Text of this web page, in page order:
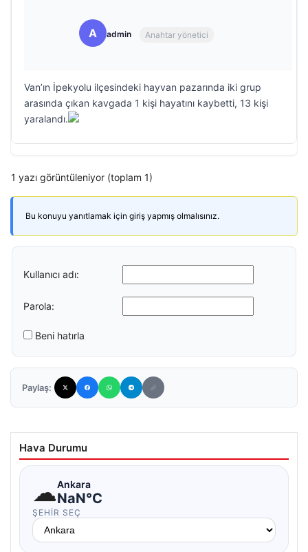
A admin Anahtar yönetici
Van’ın İpekyolu ilçesindeki hayvan pazarında iki grup
arasında çıkan kavgada 1 kişi hayatını kaybetti, 13 kişi
yaralandı.
1 yazı görüntüleniyor (toplam 1)
Bu konuyu yanıtlamak için giriş yapmış olmalısınız.
Kullanıcı adı:
Parola:
Beni hatırla
Paylaş:
Hava Durumu
☁Ankara
NaN°C
ŞEHIR SEÇ